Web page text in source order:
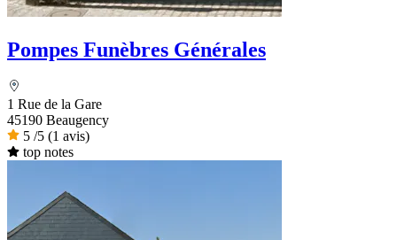
Pompes Funèbres Générales
1 Rue de la Gare
45190 Beaugency
5 /5 (1 avis)
top notes